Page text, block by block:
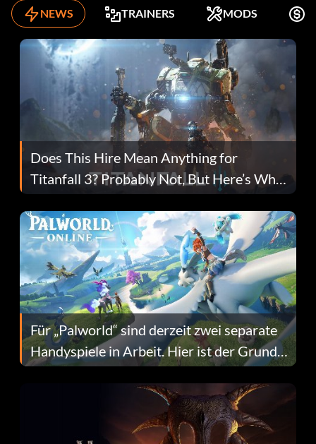
NEWS TRAINERS MODS
Does This Hire Mean Anything for
Titanfall 3? Probably Not, But Here’s Why
Fans Are Hopeful
Für „Palworld“ sind derzeit zwei separate
Handyspiele in Arbeit. Hier ist der Grund
dafür.